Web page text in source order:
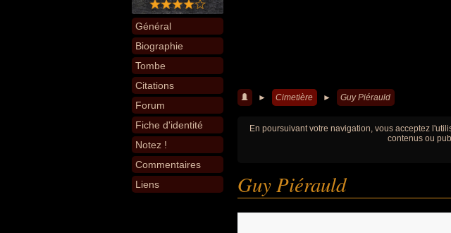
Général
Biographie
Tombe
Citations
Forum
Fiche d'identité
Notez !
Commentaires
Liens
► Cimetière ► Guy Piérauld
En poursuivant votre navigation, vous acceptez
contenus ou
Guy Piérauld